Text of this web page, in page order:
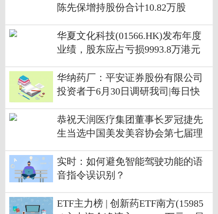
陈先保增持股份合计10.82万股
华夏文化科技(01566.HK)发布年度
业绩，股东应占亏损9993.8万港元
华纳药厂：平安证券股份有限公司
投资者于6月30日调研我司|每日快
恭祝天润医疗集团董事长罗冠捷先
生当选中国美发美容协会第七届理
实时：如何避免智能驾驶功能的语
音指令误识别？
ETF主力榜 | 创新药ETF南方(15985